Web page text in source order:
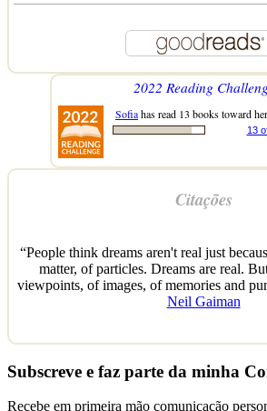
2022 Reading
Sofiahas read 13 books toward
13
Citações
“People think dreams aren't real just
matter, of particles. Dreams are real.
viewpoints, of images, of memories and
Neil Gaiman
Subscreve e faz parte da minha
Recebe em primeira mão comunicação